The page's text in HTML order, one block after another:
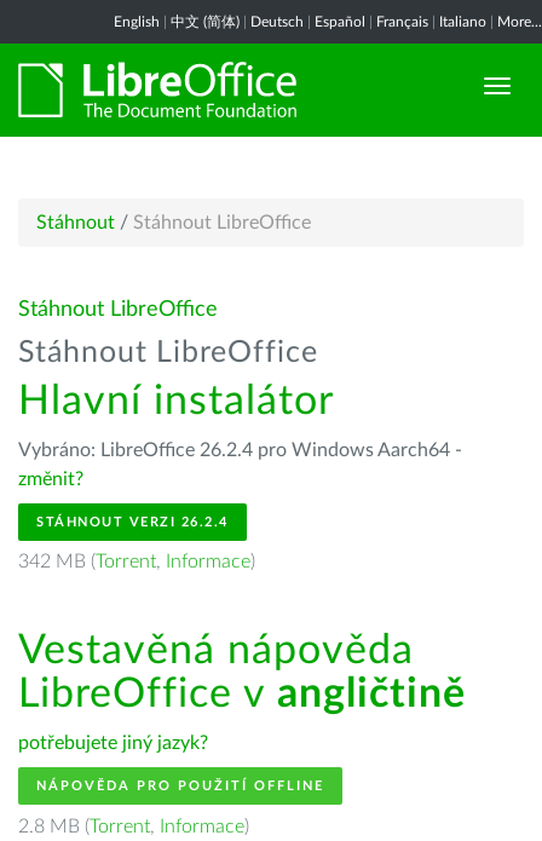
English 中文 (简体) Deutsch Español Français Italiano More...
Stáhnout / Stáhnout LibreOffice
Stáhnout LibreOffice
Stáhnout LibreOffice
Hlavní instalátor
Vybráno: LibreOffice 26.2.4 pro Windows Aarch64 -
změnit?
STÁHNOUT VERZI 26.2.4
342 MB (Torrent, Informace)
Vestavěná nápověda
LibreOffice v angličtině
potřebujete jiný jazyk?
NÁPOVĚDA PRO POUŽITÍ OFFLINE
2.8 MB (Torrent, Informace)